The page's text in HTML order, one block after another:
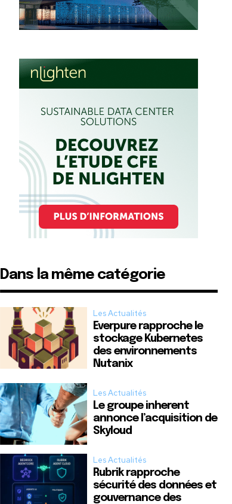
Dans la même catégorie
Les Actualités
Everpure rapproche le
stockage Kubernetes
des environnements
Nutanix
Les Actualités
Le groupe inherent
annonce l’acquisition de
Skyloud
Les Actualités
Rubrik rapproche
sécurité des données et
gouvernance des